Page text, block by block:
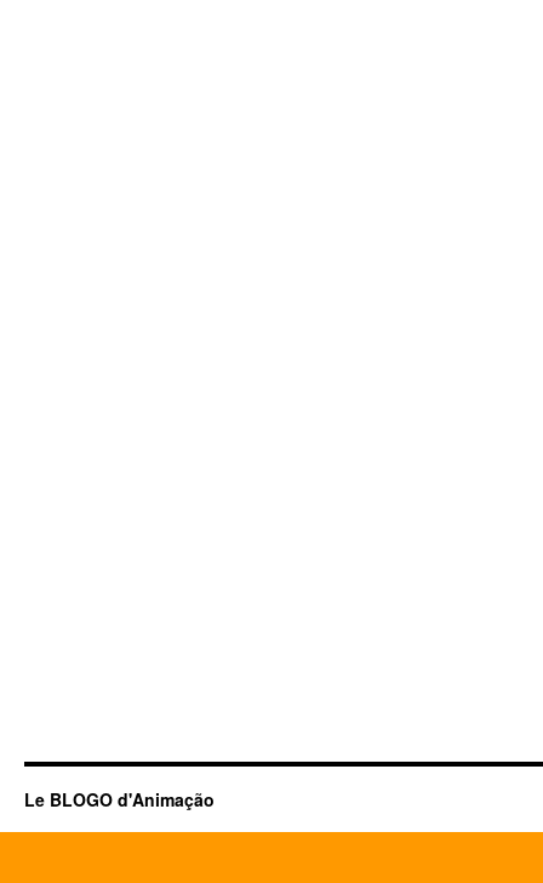
Le BLOGO d'Animação